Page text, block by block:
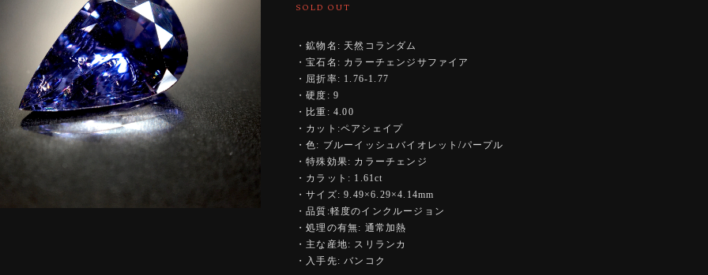
SOLD OUT
・鉱物名: 天然コランダム
・宝石名: カラーチェンジサファイア
・屈折率: 1.76-1.77
・硬度: 9
・比重: 4.00
・カット:ペアシェイプ
・色: ブルーイッシュバイオレット/パープル
・特殊効果: カラーチェンジ
・カラット: 1.61ct
・サイズ: 9.49×6.29×4.14mm
・品質:軽度のインクルージョン
・処理の有無: 通常加熱
・主な産地: スリランカ
・入手先: バンコク